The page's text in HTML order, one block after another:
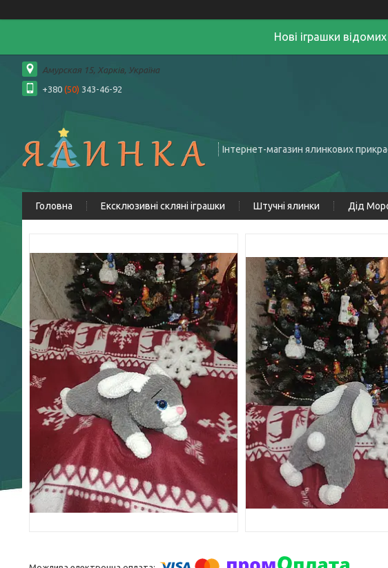
Нові іграшки
Амурская 15, Харків, Україна
+380 (50) 343-46-92
Інтернет-магазин ялинкових
Головна Ексклюзивні скляні іграшки Штучні ялинки Дід